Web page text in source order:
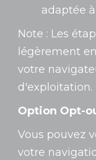
adaptée
Note : Les
légèrement
votre
d'exploitation.
Option Opt-
Vous pouvez
votre